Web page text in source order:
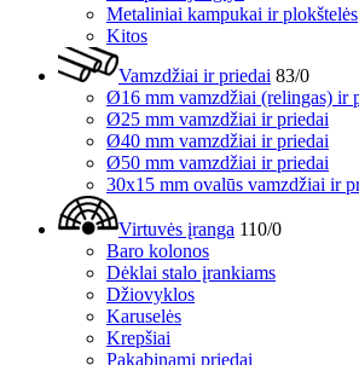
Metaliniai kampukai ir plokštelės
Kitos
Vamzdžiai ir priedai 83/0
Ø16 mm vamzdžiai (relingas) ir
Ø25 mm vamzdžiai ir priedai
Ø40 mm vamzdžiai ir priedai
Ø50 mm vamzdžiai ir priedai
30x15 mm ovalūs vamzdžiai ir
Virtuvės įranga 110/0
Baro kolonos
Dėklai stalo įrankiams
Džiovyklos
Karuselės
Krepšiai
Pakabinami priedai